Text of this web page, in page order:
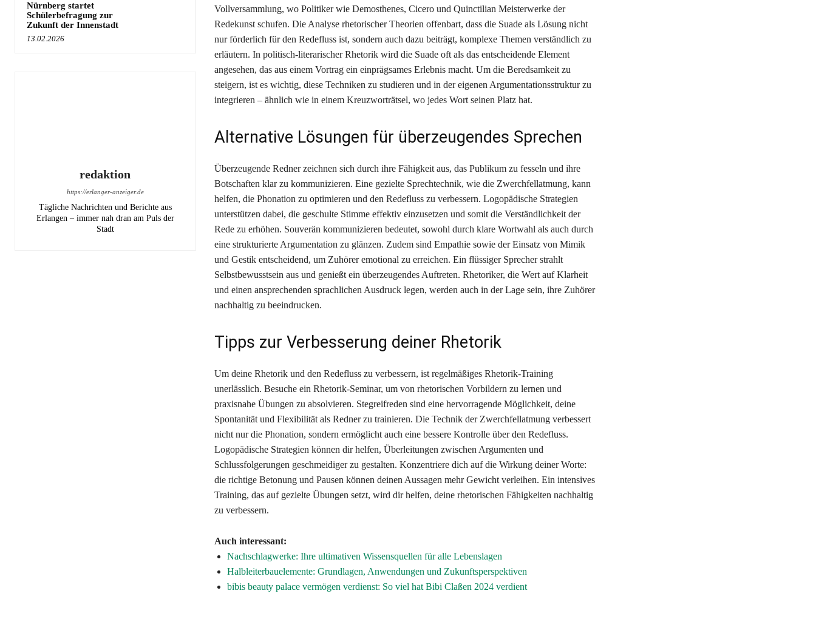
Nürnberg startet
Schülerbefragung zur
Zukunft der Innenstadt
13.02.2026
redaktion
https://erlanger-anzeiger.de
Tägliche Nachrichten und Berichte aus
Erlangen – immer nah dran am Puls der
Stadt
Vollversammlung, wo Politiker wie Demosthenes, Cicero und Quinctilian Meisterwerke der
Redekunst schufen. Die Analyse rhetorischer Theorien offenbart, dass die Suade als Lösung nicht
nur förderlich für den Redefluss ist, sondern auch dazu beiträgt, komplexe Themen verständlich zu
erläutern. In politisch-literarischer Rhetorik wird die Suade oft als das entscheidende Element
angesehen, das aus einem Vortrag ein einprägsames Erlebnis macht. Um die Beredsamkeit zu
steigern, ist es wichtig, diese Techniken zu studieren und in der eigenen Argumentationsstruktur zu
integrieren – ähnlich wie in einem Kreuzworträtsel, wo jedes Wort seinen Platz hat.
Alternative Lösungen für überzeugendes Sprechen
Überzeugende Redner zeichnen sich durch ihre Fähigkeit aus, das Publikum zu fesseln und ihre
Botschaften klar zu kommunizieren. Eine gezielte Sprechtechnik, wie die Zwerchfellatmung, kann
helfen, die Phonation zu optimieren und den Redefluss zu verbessern. Logopädische Strategien
unterstützen dabei, die geschulte Stimme effektiv einzusetzen und somit die Verständlichkeit der
Rede zu erhöhen. Souverän kommunizieren bedeutet, sowohl durch klare Wortwahl als auch durch
eine strukturierte Argumentation zu glänzen. Zudem sind Empathie sowie der Einsatz von Mimik
und Gestik entscheidend, um Zuhörer emotional zu erreichen. Ein flüssiger Sprecher strahlt
Selbstbewusstsein aus und genießt ein überzeugendes Auftreten. Rhetoriker, die Wert auf Klarheit
und einen ansprechenden sprachlichen Ausdruck legen, werden auch in der Lage sein, ihre Zuhörer
nachhaltig zu beeindrucken.
Tipps zur Verbesserung deiner Rhetorik
Um deine Rhetorik und den Redefluss zu verbessern, ist regelmäßiges Rhetorik-Training
unerlässlich. Besuche ein Rhetorik-Seminar, um von rhetorischen Vorbildern zu lernen und
praxisnahe Übungen zu absolvieren. Stegreifreden sind eine hervorragende Möglichkeit, deine
Spontanität und Flexibilität als Redner zu trainieren. Die Technik der Zwerchfellatmung verbessert
nicht nur die Phonation, sondern ermöglicht auch eine bessere Kontrolle über den Redefluss.
Logopädische Strategien können dir helfen, Überleitungen zwischen Argumenten und
Schlussfolgerungen geschmeidiger zu gestalten. Konzentriere dich auf die Wirkung deiner Worte:
die richtige Betonung und Pausen können deinen Aussagen mehr Gewicht verleihen. Ein intensives
Training, das auf gezielte Übungen setzt, wird dir helfen, deine rhetorischen Fähigkeiten nachhaltig
zu verbessern.
Auch interessant:
Nachschlagwerke: Ihre ultimativen Wissensquellen für alle Lebenslagen
Halbleiterbauelemente: Grundlagen, Anwendungen und Zukunftsperspektiven
bibis beauty palace vermögen verdienst: So viel hat Bibi Claßen 2024 verdient